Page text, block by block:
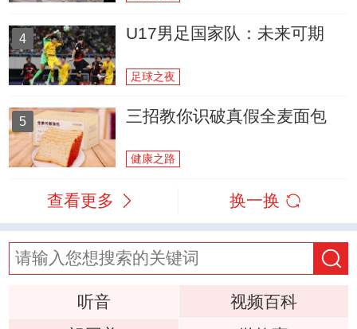
4 U17男足国家队：未来可期
足球之夜
5 三招教你识破真假全麦面包
健康之路
查看更多 换一换
听音
视频百科